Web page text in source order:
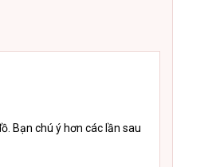
Bạn chú ý hơn các lần sau